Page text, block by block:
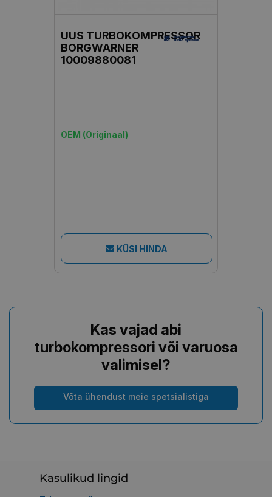
UUS TURBOKOMPRESSOR
BORGWARNER
10009880081
OEM (Originaal)
KÜSI HINDA
Kas vajad abi
turbokompressori või varuosa
valimisel?
Võta ühendust meie spetsialistiga
Kasulikud lingid